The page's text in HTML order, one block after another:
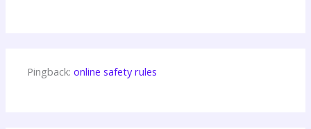
Pingback:online safety rules